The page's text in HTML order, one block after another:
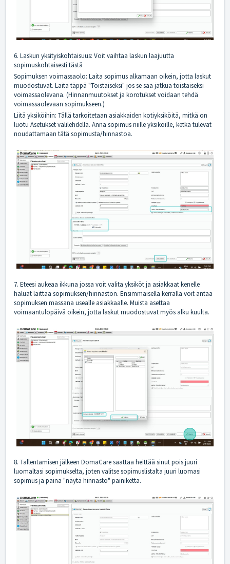
6. Laskun yksityiskohtaisuus: Voit vaihtaa laskun laajuutta
sopimuskohtaisesti tästä
Sopimuksen voimassaolo: Laita sopimus alkamaan oikein, jotta laskut
muodostuvat. Laita täppä "Toistaiseksi" jos se saa jatkua toistaiseksi
voimassaolevana. (Hinnanmuutokset ja korotukset voidaan tehdä
voimassaolevaan sopimukseen.)
Liitä yksiköihin: Tällä tarkoitetaan asiakkaiden kotiyksiköitä, mitkä on
luotu Asetukset välilehdellä. Anna sopimus niille yksiköille, ketkä tulevat
noudattamaan tätä sopimusta/hinnastoa.
7. Eteesi aukeaa ikkuna jossa voit valita yksiköt ja asiakkaat kenelle
haluat laittaa sopimuksen/hinnaston. Ensimmäisellä kerralla voit antaa
sopimuksen massana usealle asiakkaalle. Muista asettaa
voimaantulopäivä oikein, jotta laskut muodostuvat myös alku kuulta.
8. Tallentamisen jälkeen DomaCare saattaa heittää sinut pois juuri
luomaltasi sopimukselta, joten valitse sopimuslistalta juuri luomasi
sopimus ja paina "näytä hinnasto" painiketta.